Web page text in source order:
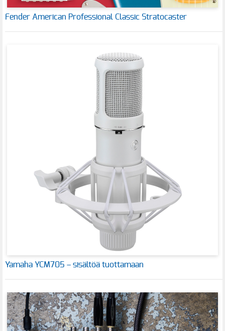
Fender American Professional Classic Stratocaster
Yamaha YCM705 – sisältöä tuottamaan